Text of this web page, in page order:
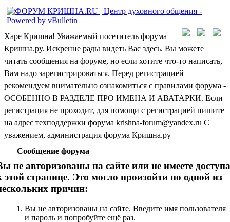
Харе Кришна! Уважаемый посетитель форума
Кришна.ру. Искренне рады видеть Вас здесь. Вы можете
читать сообщения на форуме, но если хотите что-то написать,
Вам надо зарегистрироваться. Перед регистрацией
рекомендуем внимательно ознакомиться с правилами форума -
ОСОБЕННО В РАЗДЕЛЕ ПРО ИМЕНА И АВАТАРКИ. Если
регистрация не проходит, для помощи с регистрацией пишите
на адрес техподдержки форума krishna-forum@yandex.ru С
уважением, администрация форума Кришна.ру
Сообщение форума
не авторизованы на сайте или не имеете доступа
этой странице. Это могло произойти по одной из
причин:
Вы не авторизованы на сайте. Введите имя пользователя
и пароль и попробуйте ещё раз.